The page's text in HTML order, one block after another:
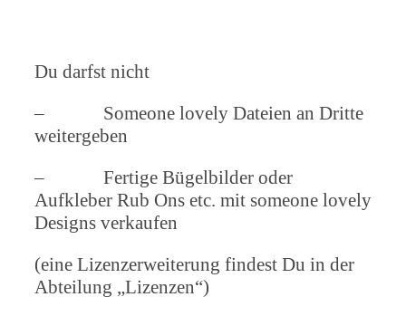
Du darfst nicht
– Someone lovely Dateien an Dritte
weitergeben
– Fertige Bügelbilder oder
Aufkleber Rub Ons etc. mit someone lovely
Designs verkaufen
(eine Lizenzerweiterung findest Du in der
Abteilung „Lizenzen“)